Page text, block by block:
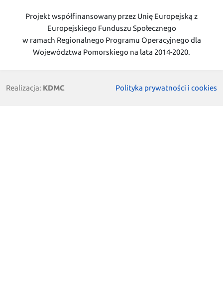
Projekt współfinansowany przez Unię Europejską z
Europejskiego Funduszu Społecznego
w ramach Regionalnego Programu Operacyjnego dla
Województwa Pomorskiego na lata 2014-2020.
Realizacja: KDMC Polityka prywatności i cookies